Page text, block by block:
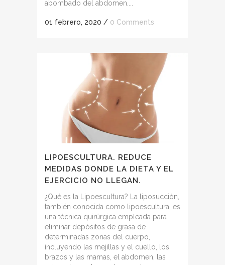
abombado del abdomen....
01 febrero, 2020 / 0 Comments
LIPOESCULTURA. REDUCE
MEDIDAS DONDE LA DIETA Y EL
EJERCICIO NO LLEGAN.
¿Qué es la Lipoescultura? La liposucción,
también conocida como lipoescultura, es
una técnica quirúrgica empleada para
eliminar depósitos de grasa de
determinadas zonas del cuerpo,
incluyendo las mejillas y el cuello, los
brazos y las mamas, el abdomen, las